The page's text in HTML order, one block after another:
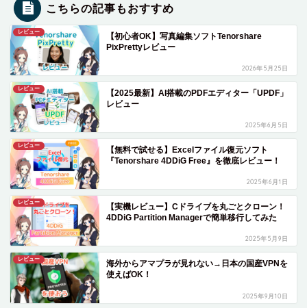
こちらの記事もおすすめ
レビュー
【初心者OK】写真編集ソフトTenorshare
PixPrettyレビュー
2026年5月25日
レビュー
【2025最新】AI搭載のPDFエディター「UPDF」
レビュー
2025年6月5日
レビュー
【無料で試せる】Excelファイル復元ソフト
『Tenorshare 4DDiG Free』を徹底レビュー！
2025年6月1日
レビュー
【実機レビュー】Cドライブを丸ごとクローン！
4DDiG Partition Managerで簡単移行してみた
2025年5月9日
レビュー
海外からアマプラが見れない→日本の国産VPNを
使えばOK！
2025年9月10日